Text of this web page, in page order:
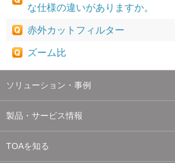
な仕様の違いがありますか。
赤外カットフィルター
ズーム比
ソリューション・事例
製品・サービス情報
TOAを知る